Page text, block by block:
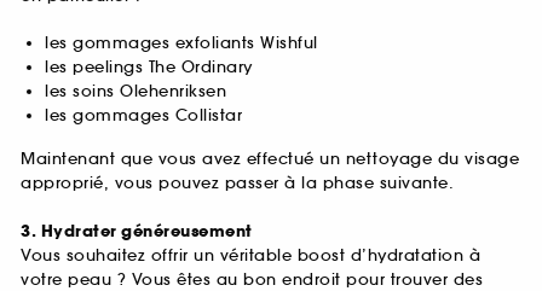
les gommages exfoliants Wishful
les peelings The Ordinary
les soins Olehenriksen
les gommages Collistar
Maintenant que vous avez effectué un nettoyage du visage
approprié, vous pouvez passer à la phase suivante.
3. Hydrater généreusement
Vous souhaitez offrir un véritable boost d’hydratation à
votre peau ? Vous êtes au bon endroit pour trouver des